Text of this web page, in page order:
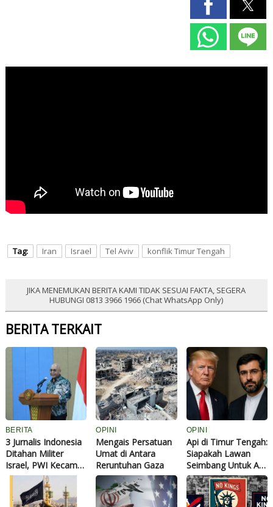
Tag: Iran Israel Tel Aviv konflik Timur Tengah
JIKA MENEMUKAN BERITA KAMI TIDAK SESUAI FAKTA, SEGERA
HUBUNGI 0813 3966 1966 (Chat WhatsApp Only)
BERITA TERKAIT
BERITA
3 Jurnalis Indonesia
Ditahan Militer
Israel, PWI Kecam
Pencegatan Misi
Kemanusiaan ke
Gaza
OPINI
Mengais Persatuan
Umat di Antara
Reruntuhan Gaza
OPINI
Api di Timur Tengah:
Siapakah Lawan
Seimbang Untuk AS-
Israel?